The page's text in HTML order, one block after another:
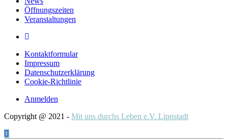
Öffnungszeiten
Veranstaltungen
Kontaktformular
Impressum
Datenschutzerklärung
Cookie-Richtlinie
Anmelden
Copyright @ 2021 - Mit uns durchs Leben e.V. Lippstadt